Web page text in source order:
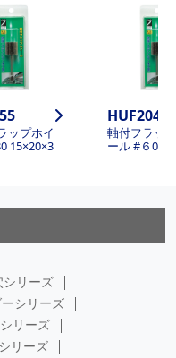
ップホイ
15×20×3
HUF204
軸付フラッ
ール #６0
シリーズ
シリーズ
リーズ
リーズ